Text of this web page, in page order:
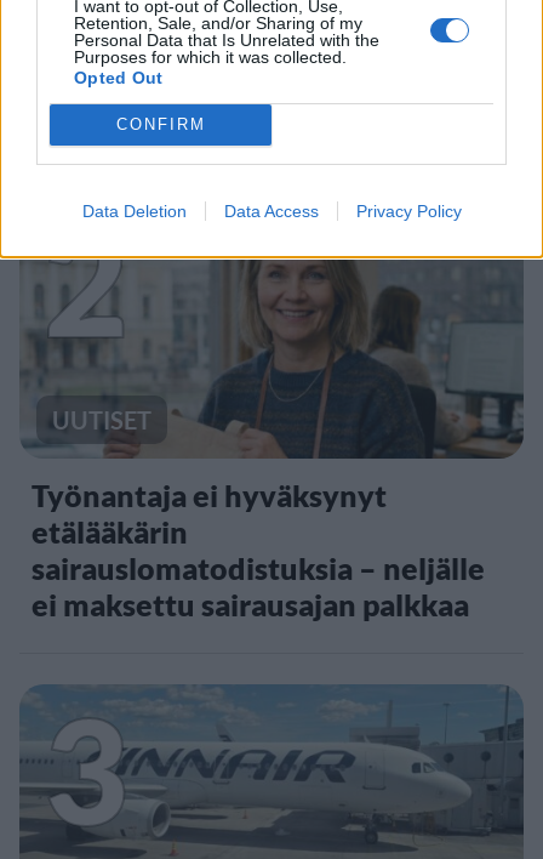
I want to opt-out of Collection, Use,
Retention, Sale, and/or Sharing of my
Personal Data that Is Unrelated with the
Purposes for which it was collected.
Opted Out
CONFIRM
Data Deletion Data Access Privacy Policy
Leskeneläke ei kuulu kaikille –
Kela muistuttaa tärkeästä
ikärajasta
2
UUTISET
Työnantaja ei hyväksynyt
etälääkärin
sairauslomatodistuksia – neljälle
ei maksettu sairausajan palkkaa
3